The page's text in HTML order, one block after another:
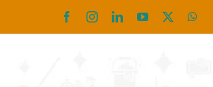
o
FacebookInstagramLinkedInYouTube